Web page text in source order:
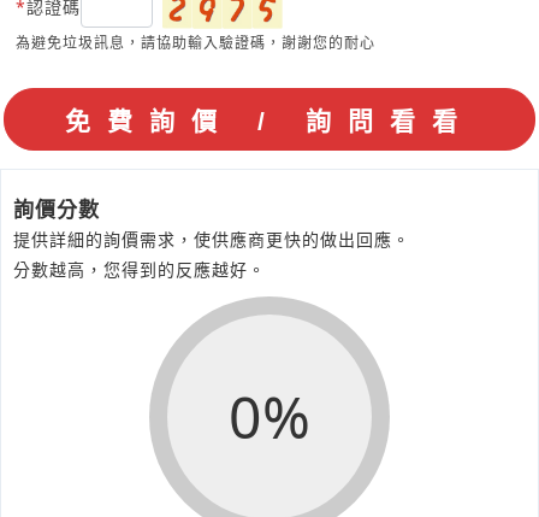
認證碼
為避免垃圾訊息，請協助輸入驗證碼，謝謝您的耐心
詢價分數
提供詳細的詢價需求，使供應商更快的做出回應。
分數越高，您得到的反應越好。
0%